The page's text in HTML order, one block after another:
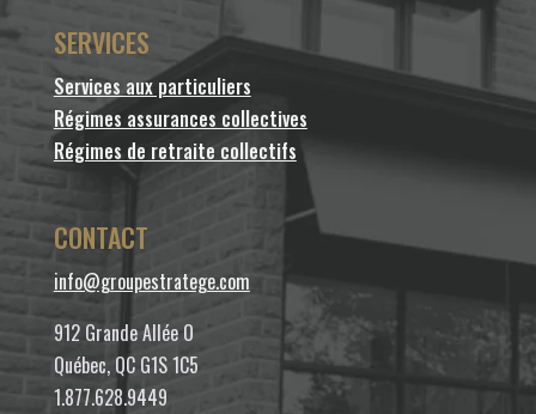
SERVICES
Services aux particuliers
Régimes assurances collectives
Régimes de retraite collectifs
CONTACT
info@groupestratege.com
912 Grande Allée O
Québec, QC G1S 1C5
1.877.628.9449